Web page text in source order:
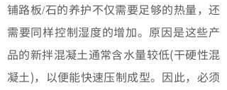
铺路板/石的养护不仅需要足够的热量，还
需要同样控制湿度的增加。原因是这些产
品的新拌混凝土通常含水量较低(干硬性混
凝土)，以便能快速压制成型。因此，必须